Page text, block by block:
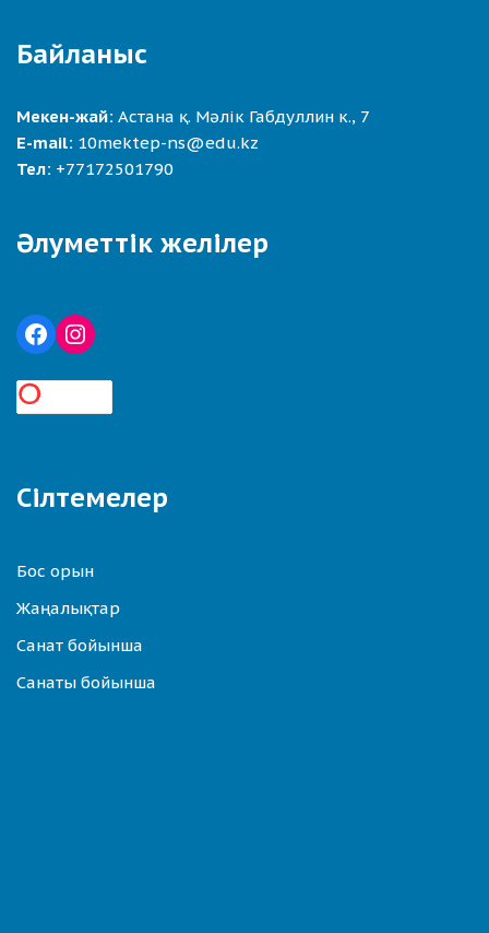
Байланыс
Мекен-жай: Астана қ. Мәлік Габдуллин к., 7
E-mail: 10mektep-ns@edu.kz
Тел: +77172501790
Әлуметтік желілер
Сілтемелер
Бос орын
Жаңалықтар
Санат бойынша
Санаты бойынша